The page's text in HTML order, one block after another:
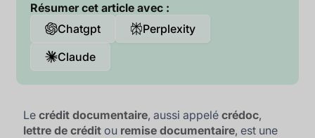
Résumer cet article avec :
Chatgpt
Perplexity
Claude
Lecrédit documentaire, aussi appelécrédoc,
lettre de crédit ou remise documentaire, est une